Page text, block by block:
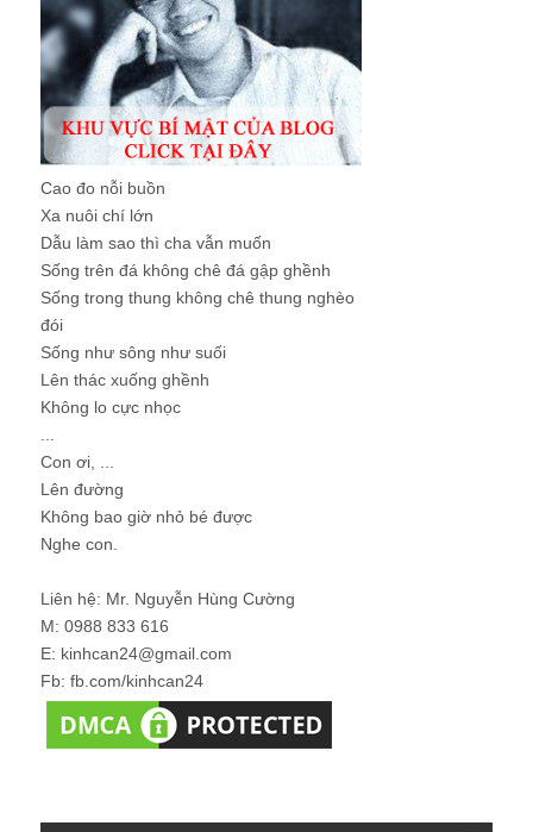
Cao đo nỗi buồn
Xa nuôi chí lớn
Dẫu làm sao thì cha vẫn muốn
Sống trên đá không chê đá gập ghềnh
Sống trong thung không chê thung nghèo
đói
Sống như sông như suối
Lên thác xuống ghềnh
Không lo cực nhọc
Con ơi, ...
Lên đường
Không bao giờ nhỏ bé được
Nghe con.
Liên hệ: Mr. Nguyễn Hùng Cường
M: 0988 833 616
E: kinhcan24@gmail.com
Fb: fb.com/kinhcan24